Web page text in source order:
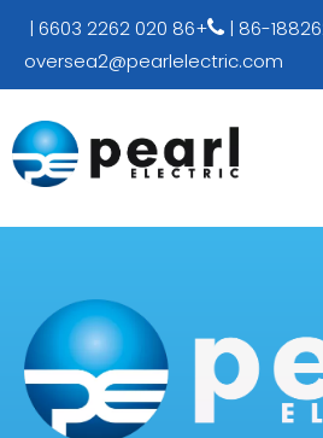

+86 020 2262 6603 |
oversea2@pearlelectric.com